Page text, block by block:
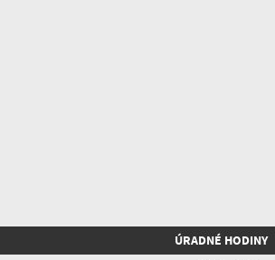
ÚRADNÉ HODINY